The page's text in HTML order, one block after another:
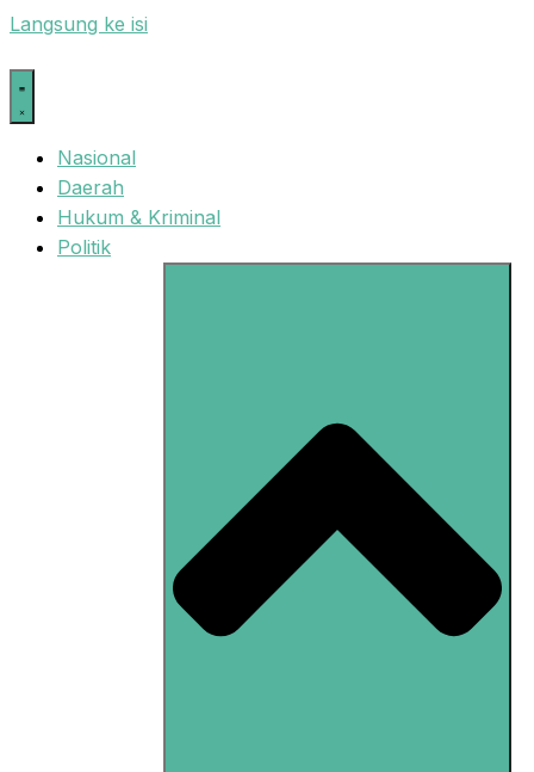
Langsung ke isi
Nasional
Daerah
Hukum & Kriminal
Politik